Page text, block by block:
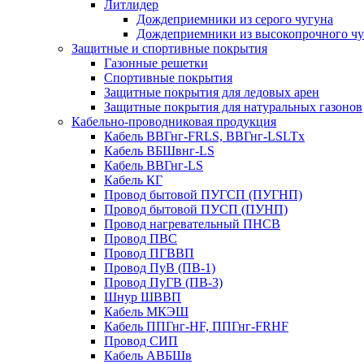
Литлидер
Дождеприемники из серого чугуна
Дождеприемники из высокопрочного
Защитные и спортивные покрытия
Газонные решетки
Спортивные покрытия
Защитные покрытия для ледовых арен
Защитные покрытия для натуральных газонов
Кабельно-проводниковая продукция
Кабель ВВГнг-FRLS, ВВГнг-LSLTx
Кабель ВБШвнг-LS
Кабель ВВГнг-LS
Кабель КГ
Провод бытовой ПУГСП (ПУГНП)
Провод бытовой ПУСП (ПУНП)
Провод нагревательный ПНСВ
Провод ПВС
Провод ПГВВП
Провод ПуВ (ПВ-1)
Провод ПуГВ (ПВ-3)
Шнур ШВВП
Кабель МКЭШ
Кабель ППГнг-HF, ППГнг-FRHF
Провод СИП
Кабель АВБШв